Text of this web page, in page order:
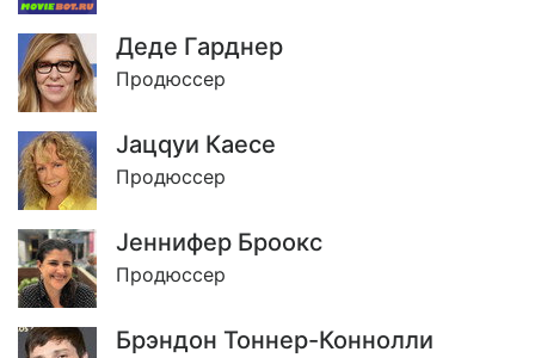
Деде Гарднер
Продюссер
Jацqуи Каесе
Продюссер
Jеннифер Броокс
Продюссер
Брэндон Тоннер-Коннолли